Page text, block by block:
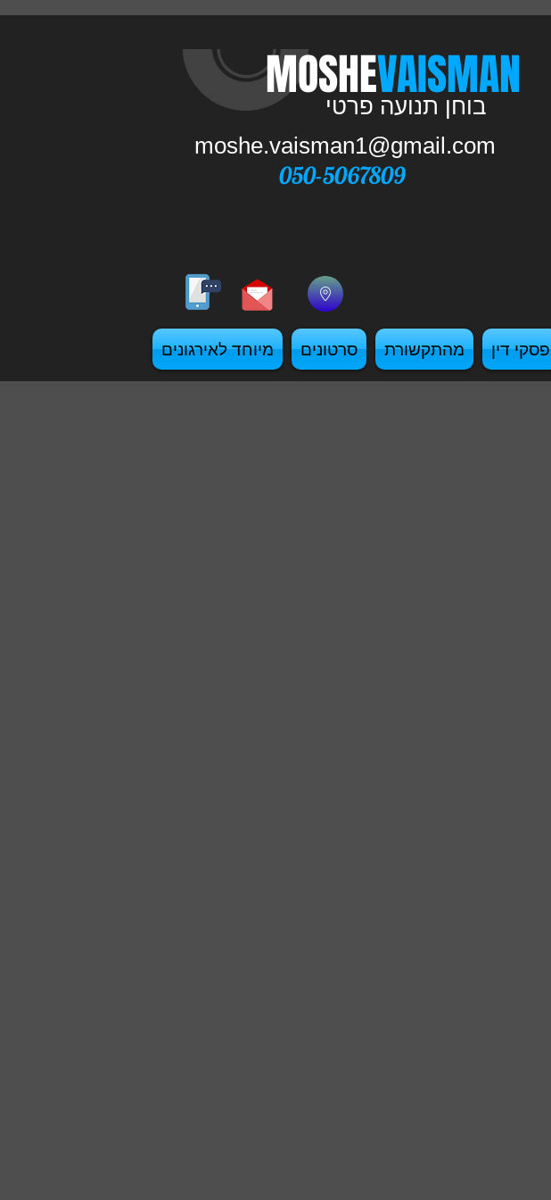
​MOSHEVAISMAN
moshe.vaisman1@gmail.com
050-5067809
פסקי דין מהתקשורת סרטונים מיוחד לאירגונים